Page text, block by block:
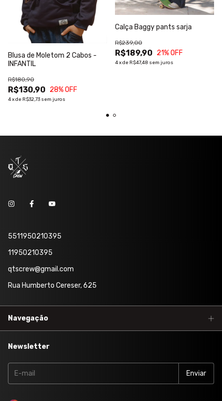
Blusa de Moletom 2 Cabos -
INFANTIL
R$130,90
R$180,90
28% OFF
4xde R$32,73 sem juros
Calça Baggy pants sarja
R$189,90
R$239,00
21% OFF
4xde R$47,48 sem juros
5511950210395
11950210395
qtscrew@gmail.com
Rua Humberto Cereser, 625
Navegação
Newsletter